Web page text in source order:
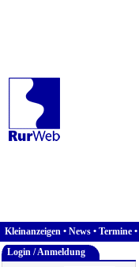
Kleinanzeigen • News • Termine •
Login / Anmeldung